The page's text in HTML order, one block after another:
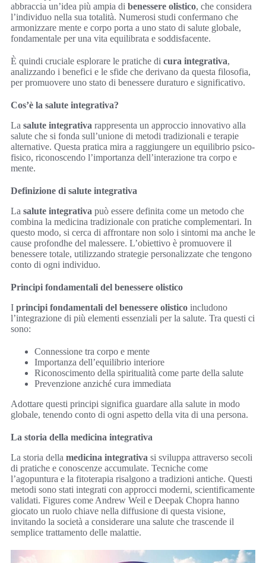
abbraccia un’idea più ampia di benessere olistico, che considera
l’individuo nella sua totalità. Numerosi studi confermano che
armonizzare mente e corpo porta a uno stato di salute globale,
fondamentale per una vita equilibrata e soddisfacente.
È quindi cruciale esplorare le pratiche di cura integrativa,
analizzando i benefici e le sfide che derivano da questa filosofia,
per promuovere uno stato di benessere duraturo e significativo.
Cos’è la salute integrativa?
La salute integrativa rappresenta un approccio innovativo alla
salute che si fonda sull’unione di metodi tradizionali e terapie
alternative. Questa pratica mira a raggiungere un equilibrio psico-
fisico, riconoscendo l’importanza dell’interazione tra corpo e
mente.
Definizione di salute integrativa
La salute integrativa può essere definita come un metodo che
combina la medicina tradizionale con pratiche complementari. In
questo modo, si cerca di affrontare non solo i sintomi ma anche le
cause profondhe del malessere. L’obiettivo è promuovere il
benessere totale, utilizzando strategie personalizzate che tengono
conto di ogni individuo.
Principi fondamentali del benessere olistico
I principi fondamentali del benessere olistico includono
l’integrazione di più elementi essenziali per la salute. Tra questi ci
sono:
Connessione tra corpo e mente
Importanza dell’equilibrio interiore
Riconoscimento della spiritualità come parte della salute
Prevenzione anziché cura immediata
Adottare questi principi significa guardare alla salute in modo
globale, tenendo conto di ogni aspetto della vita di una persona.
La storia della medicina integrativa
La storia della medicina integrativa si sviluppa attraverso secoli
di pratiche e conoscenze accumulate. Tecniche come
l’agopuntura e la fitoterapia risalgono a tradizioni antiche. Questi
metodi sono stati integrati con approcci moderni, scientificamente
validati. Figures come Andrew Weil e Deepak Chopra hanno
giocato un ruolo chiave nella diffusione di questa visione,
invitando la società a considerare una salute che trascende il
semplice trattamento delle malattie.